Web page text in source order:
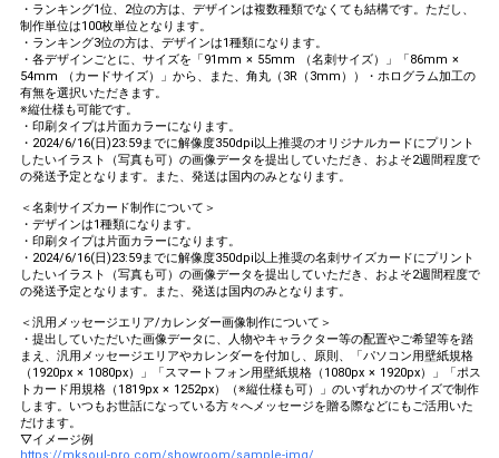
・ランキング1位、2位の方は、デザインは複数種類でなくても結構です。ただし、
制作単位は100枚単位となります。
・ランキング3位の方は、デザインは1種類になります。
・各デザインごとに、サイズを「91mm × 55mm （名刺サイズ）」「86mm ×
54mm （カードサイズ）」から、また、角丸（3R（3mm））・ホログラム加工の
有無を選択いただきます。
※縦仕様も可能です。
・印刷タイプは片面カラーになります。
・2024/6/16(日)23:59までに解像度350dpi以上推奨のオリジナルカードにプリント
したいイラスト（写真も可）の画像データを提出していただき、およそ2週間程度で
の発送予定となります。また、発送は国内のみとなります。
＜名刺サイズカード制作について＞
・デザインは1種類になります。
・印刷タイプは片面カラーになります。
・2024/6/16(日)23:59までに解像度350dpi以上推奨の名刺サイズカードにプリント
したいイラスト（写真も可）の画像データを提出していただき、およそ2週間程度で
の発送予定となります。また、発送は国内のみとなります。
＜汎用メッセージエリア/カレンダー画像制作について＞
・提出していただいた画像データに、人物やキャラクター等の配置やご希望等を踏
まえ、汎用メッセージエリアやカレンダーを付加し、原則、「パソコン用壁紙規格
（1920px × 1080px）」「スマートフォン用壁紙規格（1080px × 1920px）」「ポス
トカード用規格（1819px × 1252px）（※縦仕様も可）」のいずれかのサイズで制作
します。いつもお世話になっている方々へメッセージを贈る際などにもご活用いた
だけます。
▽イメージ例